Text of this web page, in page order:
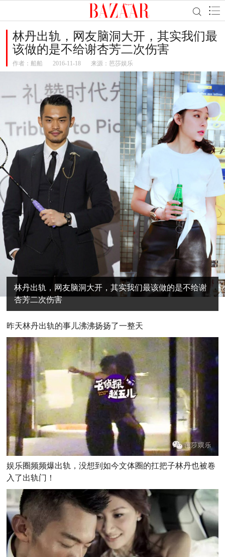
林丹出轨，网友脑洞大开，其实我们最
该做的是不给谢杏芳二次伤害
作者： 船船 2016-11-18 来源：芭莎娱乐
林丹出轨，网友脑洞大开，其实我们最该做的是不给谢
杏芳二次伤害
昨天林丹出轨的事儿沸沸扬扬了一整天
娱乐圈频频爆出轨，没想到如今文体圈的扛把子林丹也被卷
入了出轨门！